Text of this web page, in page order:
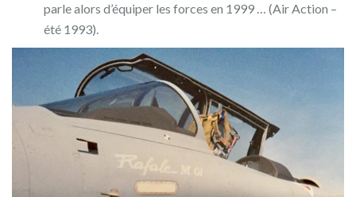
parle alors d’équiper les forces en 1999 … (Air Action –
été 1993).